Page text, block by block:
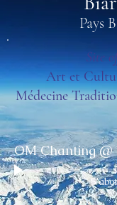
Pays
OM Chanting @
Site
Art et
Médecine